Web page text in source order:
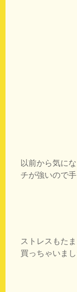
以前から気に
チが強いので
ストレスもた
買っちゃいまし